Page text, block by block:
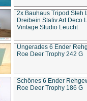
2x Bauhaus Tripod Steh
Dreibein Stativ Art Deco
Vintage Studio Leucht
Ungerades 6 Ender
Roe Deer Trophy 242 G
Schönes 6 Ender
Roe Deer Trophy 186 G